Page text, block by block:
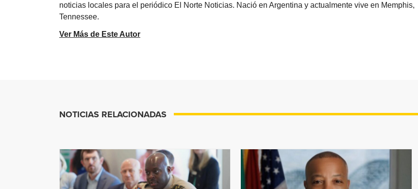
noticias locales para el periódico El Norte Noticias. Nació en Argentina y actualmente vive en Memphis,
Tennessee.
Ver Más de Este Autor
NOTICIAS RELACIONADAS